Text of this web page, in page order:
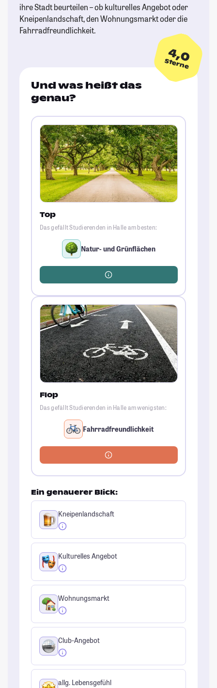
ihre Stadt beurteilen – ob kulturelles Angebot oder
Kneipenlandschaft, den Wohnungsmarkt oder die
Fahrradfreundlichkeit.
4,0
Sterne
Und was heißt das
genau?
Top
Das gefällt Studierenden in Halle am besten:
Natur- und Grünflächen
Flop
Das gefällt Studierenden in Halle am wenigsten:
Fahrradfreundlichkeit
Ein genauerer Blick:
Kneipenlandschaft
Kulturelles Angebot
Wohnungsmarkt
Club-Angebot
allg. Lebensgefühl